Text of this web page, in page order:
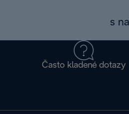
s
Často kladené dotazy